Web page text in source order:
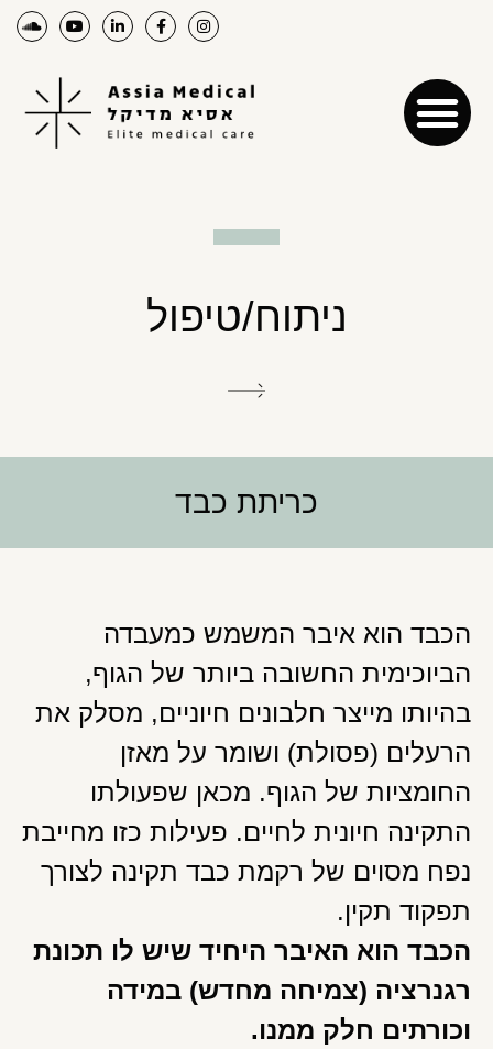
ניתוח/טיפול
כריתת כבד
הכבד הוא איבר המשמש כמעבדה
הביוכימית החשובה ביותר של הגוף,
בהיותו מייצר חלבונים חיוניים, מסלק את
הרעלים (פסולת) ושומר על מאזן
החומציות של הגוף. מכאן שפעולתו
התקינה חיונית לחיים. פעילות כזו מחייבת
נפח מסוים של רקמת כבד תקינה לצורך
תפקוד תקין.
הכבד הוא האיבר היחיד שיש לו תכונת
רגנרציה (צמיחה מחדש) במידה
וכורתים חלק ממנו.